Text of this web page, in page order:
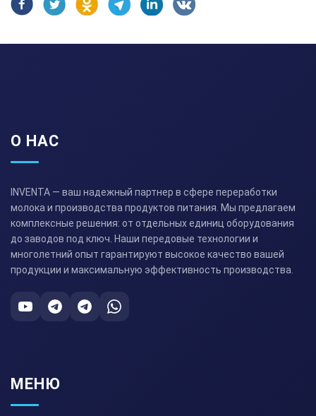
О НАС
INVENTA — ваш надежный партнер в сфере переработки
молока и производства продуктов питания. Мы предлагаем
комплексные решения: от отдельных единиц оборудования
до заводов под ключ. Наши передовые технологии и
многолетний опыт гарантируют высокое качество вашей
продукции и максимальную эффективность производства.
МЕНЮ